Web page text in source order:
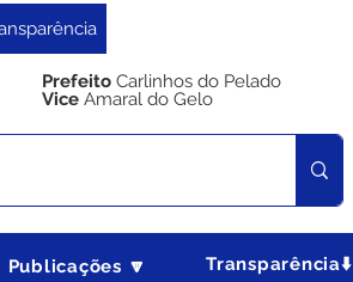
Prefeito Carlinhos do Pelado
Vice Amaral do Gelo
Publicações 🔽 Transparência⬇️